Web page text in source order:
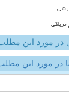
در مورد این
در مورد این